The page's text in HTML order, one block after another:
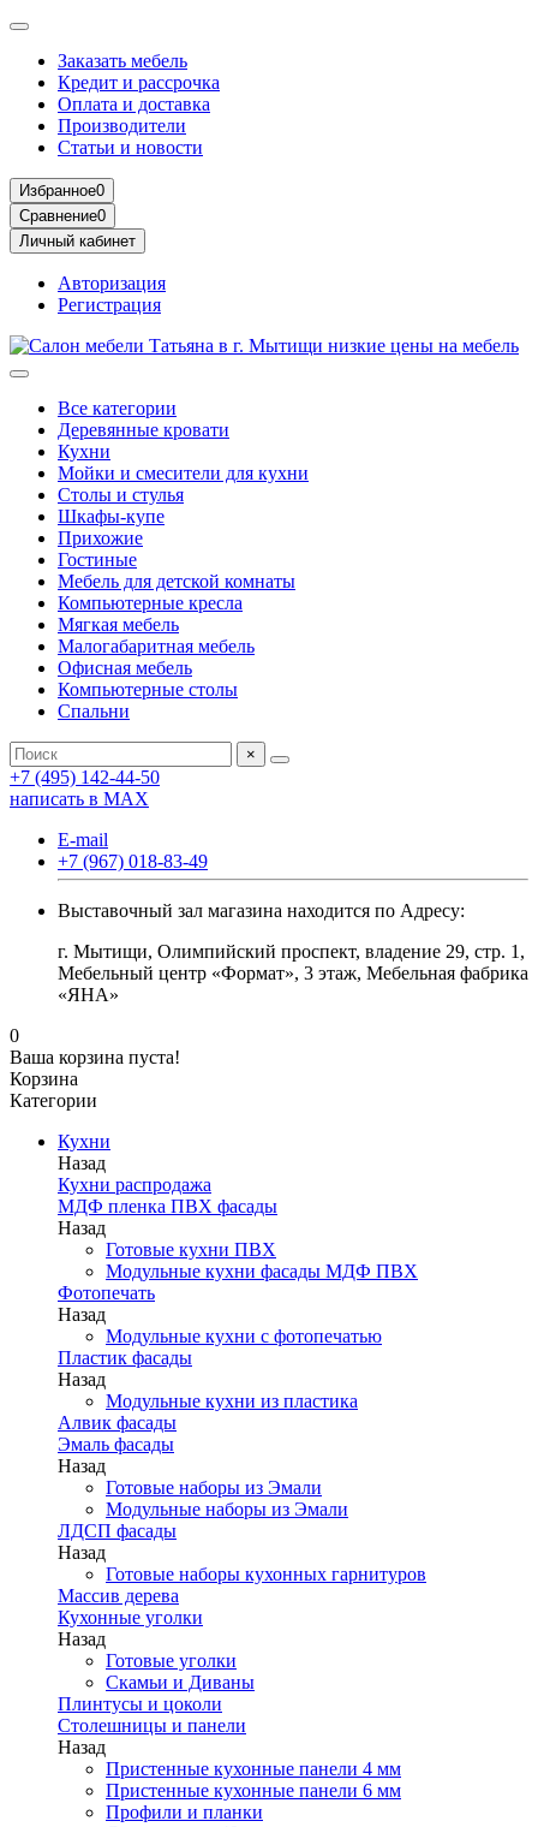
Заказать мебель
Кредит и рассрочка
Оплата и доставка
Производители
Статьи и новости
Избранное0
Сравнение0
Личный кабинет
Авторизация
Регистрация
Все категории
Деревянные кровати
Кухни
Мойки и смесители для кухни
Столы и стулья
Шкафы-купе
Прихожие
Гостиные
Мебель для детской комнаты
Компьютерные кресла
Мягкая мебель
Малогабаритная мебель
Офисная мебель
Компьютерные столы
Спальни
×
+7 (495) 142-44-50
написать в МАХ
E-mail
+7 (967) 018-83-49
Выставочный зал магазина находится по Адресу:
г. Мытищи, Олимпийский проспект, владение 29, стр. 1,
Мебельный центр «Формат», 3 этаж, Мебельная фабрика
«ЯНА»
0
Ваша корзина пуста!
Корзина
Категории
Кухни
Назад
Кухни распродажа
МДФ пленка ПВХ фасады
Назад
Готовые кухни ПВХ
Модульные кухни фасады МДФ ПВХ
Фотопечать
Назад
Модульные кухни с фотопечатью
Пластик фасады
Назад
Модульные кухни из пластика
Алвик фасады
Эмаль фасады
Назад
Готовые наборы из Эмали
Модульные наборы из Эмали
ЛДСП фасады
Назад
Готовые наборы кухонных гарнитуров
Массив дерева
Кухонные уголки
Назад
Готовые уголки
Скамьи и Диваны
Плинтусы и цоколи
Столешницы и панели
Назад
Пристенные кухонные панели 4 мм
Пристенные кухонные панели 6 мм
Профили и планки